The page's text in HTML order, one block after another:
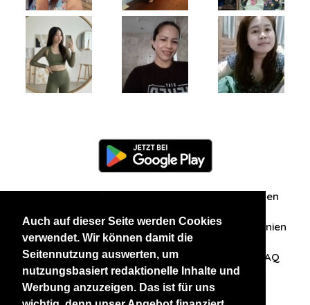
Auch auf dieser Seite werden Cookies
verwendet. Wir können damit die
Seitennutzung auswerten, um
nutzungsbasiert redaktionelle Inhalte und
Werbung anzuzeigen. Das ist für uns
Zuschriften/Erfahrungen
Datenschutzerklärung AGB Datenschutzrichtlinien
Nehmen Sie Kontakt mit uns auf FAQ
Unsere anderen Websites